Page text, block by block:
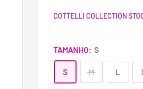
COTTELLI COLLECTION
TAMANHO: S
S M L